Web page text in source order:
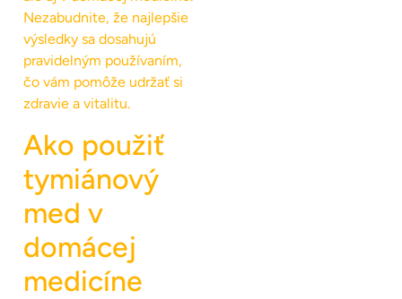
Nezabudnite, že najlepšie
výsledky sa dosahujú
pravidelným používaním,
čo vám pomôže udržať si
zdravie a vitalitu.
Ako použiť
tymiánový
med v
domácej
medicíne